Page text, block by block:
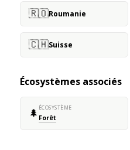
🇷🇴Roumanie
🇨🇭Suisse
Écosystèmes associés
🌲 ÉCOSYSTÈME
Forêt